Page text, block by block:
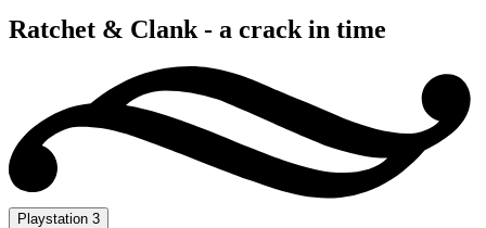
Ratchet & Clank - a crack in time
Playstation 3